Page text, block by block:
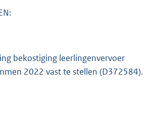
bekostiging leerlingenvervoer
2022 vast te stellen (D372584).